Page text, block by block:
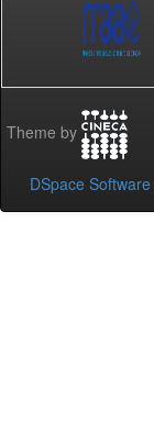
Theme by
DSpace Software